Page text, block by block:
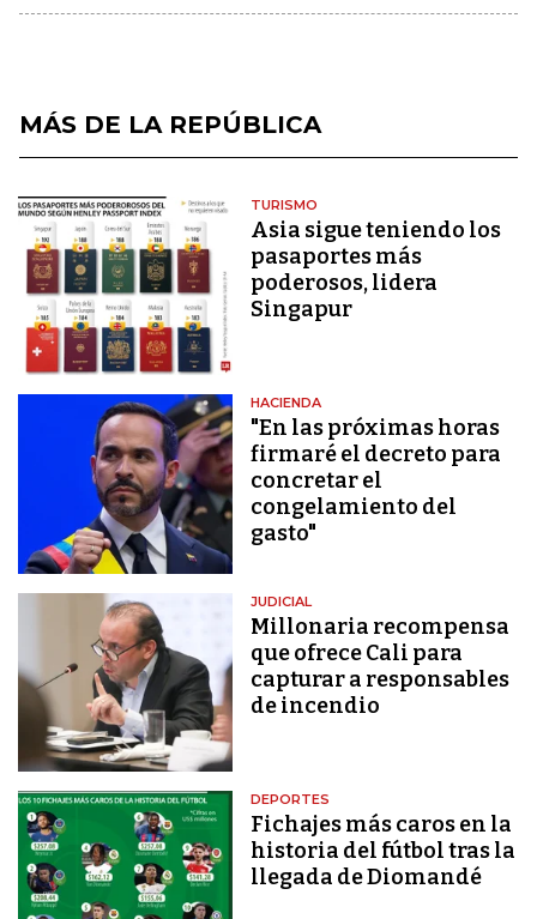
MÁS DE LA REPÚBLICA
TURISMO
Asia sigue teniendo los
pasaportes más
poderosos, lidera
Singapur
HACIENDA
"En las próximas horas
firmaré el decreto para
concretar el
congelamiento del
gasto"
JUDICIAL
Millonaria recompensa
que ofrece Cali para
capturar a responsables
de incendio
DEPORTES
Fichajes más caros en la
historia del fútbol tras la
llegada de Diomandé